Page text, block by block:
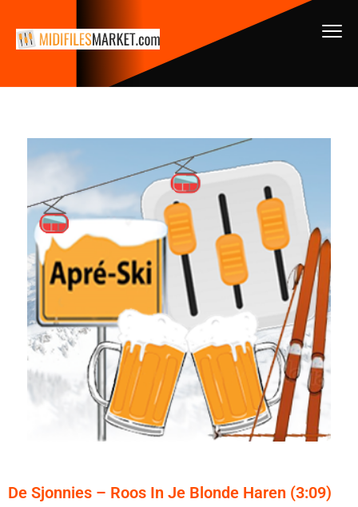
De Sjonnies – Roos In Je Blonde Haren (3:09)